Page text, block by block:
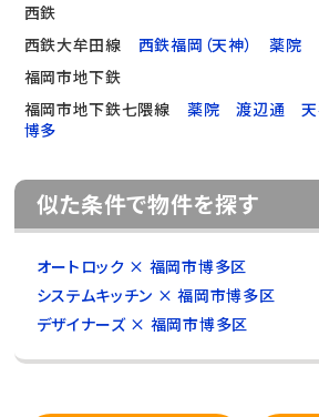
西鉄
西鉄大牟田線
西鉄福岡（天神） 薬院
福岡市地下鉄
福岡市地下鉄七隈線
薬院 渡辺通
博多
似た条件で物件を探す
オートロック × 福岡市博多区
システムキッチン × 福岡市博多区
デザイナーズ × 福岡市博多区